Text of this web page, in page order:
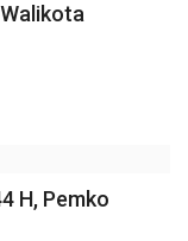
H, Pemko